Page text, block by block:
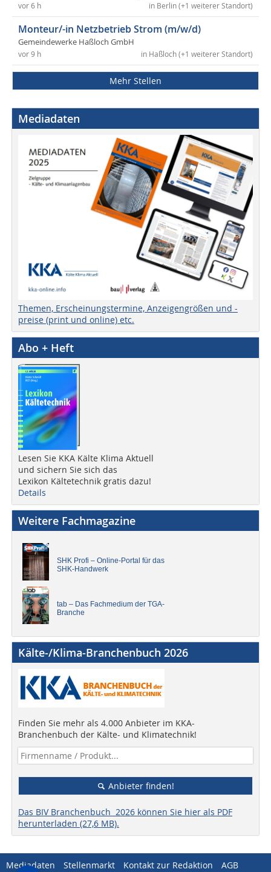
in Berlin (+1 weiterer Standort)
vor 6 h
Monteur/-in Netzbetrieb Strom (m/w/d)
Gemeindewerke Haßloch GmbH
in Haßloch (+1 weiterer Standort)
vor 9 h
Mehr Stellen
Mediadaten
Themen, Erscheinungstermine, Anzeigengrößen und -
preise (print und online) etc.
Abo + Heft
Lesen Sie KKA Kälte Klima Aktuell
und sichern Sie sich das
Lexikon Kältetechnik gratis dazu!
Details
Weitere Fachmagazine
SHK Profi – Online-Portal für das
SHK-Handwerk
tab – Das Fachmedium der TGA-
Branche
Kälte-/Klima-Branchenbuch 2026
Finden Sie mehr als 4.000 Anbieter im KKA-
Branchenbuch der Kälte- und Klimatechnik!
Anbieter finden!
Das BIV Branchenbuch 2026 können Sie hier als PDF
herunterladen (27,6 MB).
Mediadaten Stellenmarkt Kontakt zur Redaktion
AGB